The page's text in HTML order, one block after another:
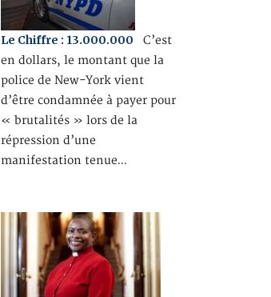
Le Chiffre : 13.000.000 C’est
en dollars, le montant que la
police de New-York vient
d’être condamnée à payer pour
« brutalités » lors de la
répression d’une
manifestation tenue…